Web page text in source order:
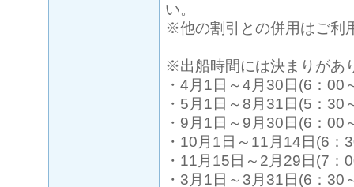
い。
※他の割引との併用はご利
※出船時間には決まりがあ
・4月1日～4月30日(6：00
・5月1日～8月31日(5：30
・9月1日～9月30日(6：00
・10月1日～11月14日(6：
・11月15日～2月29日(7：
・3月1日～3月31日(6：30